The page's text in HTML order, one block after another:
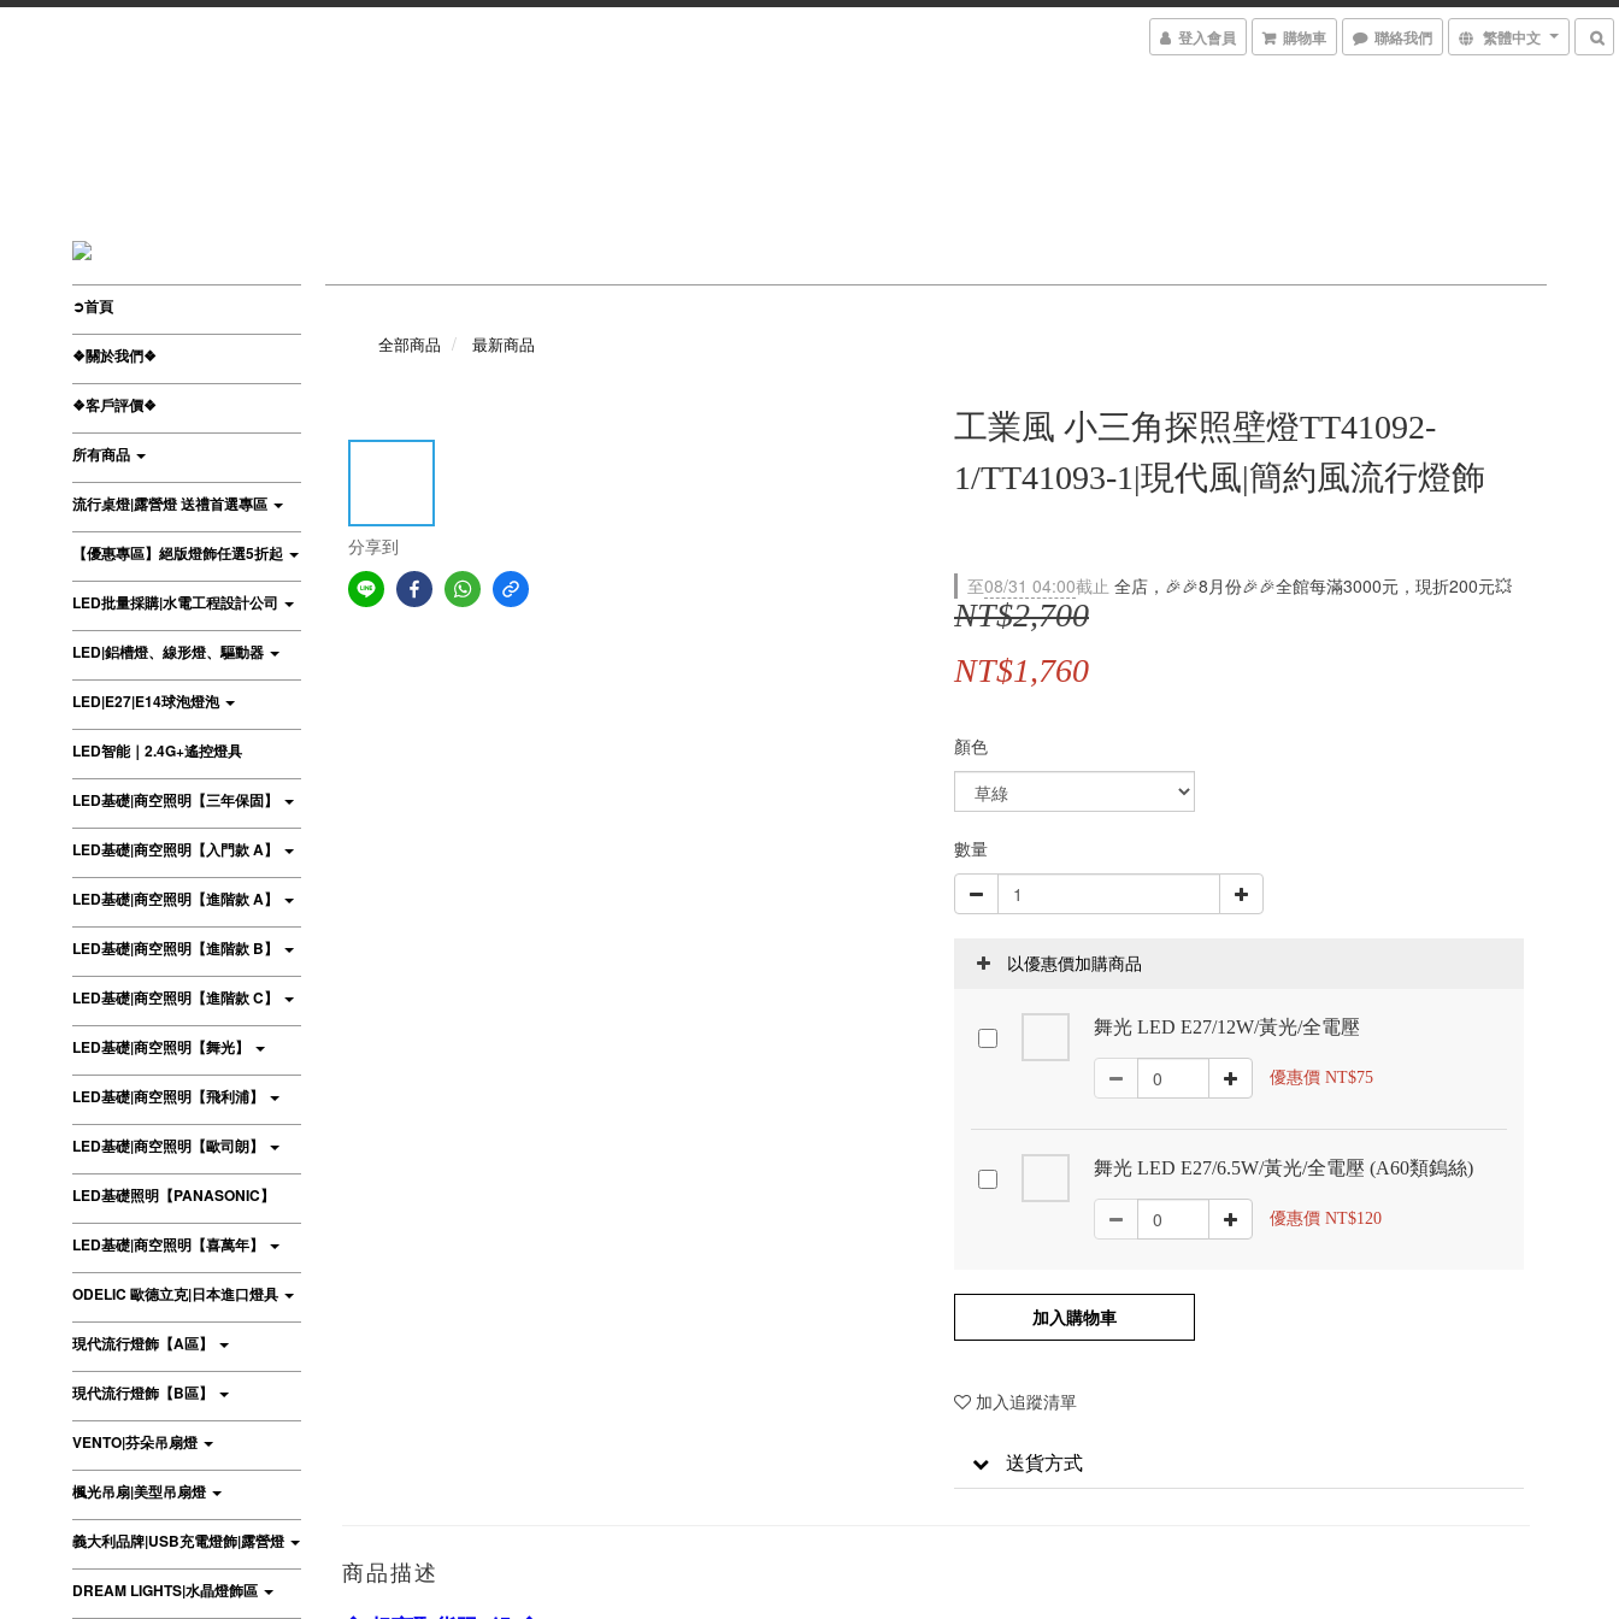
登入會員 購物車 聯絡我們 繁體中文
➲首頁
❖關於我們❖
❖客戶評價❖
所有商品
流行桌燈|露營燈 送禮首選專區
【優惠專區】絕版燈飾任選5折起
LED批量採購|水電工程設計公司
LED|鋁槽燈、線形燈、驅動器
LED|E27|E14球泡燈泡
LED智能｜2.4G+遙控燈具
LED基礎|商空照明【三年保固】
LED基礎|商空照明【入門款 A】
LED基礎|商空照明【進階款 A】
LED基礎|商空照明【進階款 B】
LED基礎|商空照明【進階款 C】
LED基礎|商空照明【舞光】
LED基礎|商空照明【飛利浦】
LED基礎|商空照明【歐司朗】
LED基礎照明【PANASONIC】
LED基礎|商空照明【喜萬年】
ODELIC 歐德立克|日本進口燈具
現代流行燈飾【A區】
現代流行燈飾【B區】
VENTO|芬朵吊扇燈
楓光吊扇|美型吊扇燈
義大利品牌|USB充電燈飾|露營燈
DREAM LIGHTS|水晶燈飾區
全部商品 最新商品
分享到
工業風 小三角探照壁燈TT41092-
1/TT41093-1|現代風|簡約風流行燈飾
至08/31 04:00截止 全店，🎉🎉8月份🎉🎉全館每滿3000元，現折200元💥
NT$2,700
NT$1,760
顏色
數量
以優惠價加購商品
舞光 LED E27/12W/黃光/全電壓
優惠價 NT$75
舞光 LED E27/6.5W/黃光/全電壓 (A60類鎢絲)
優惠價 NT$120
加入購物車
加入追蹤清單
送貨方式
商品描述